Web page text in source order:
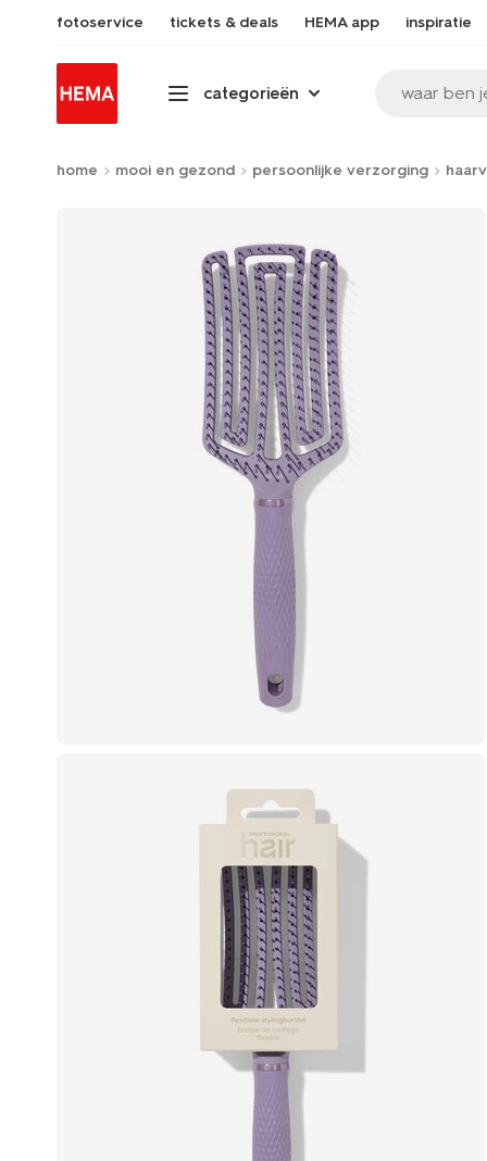
fotoservice tickets & deals HEMA app inspiratie
categorieën waar ben
home mooi en gezond persoonlijke verzorging